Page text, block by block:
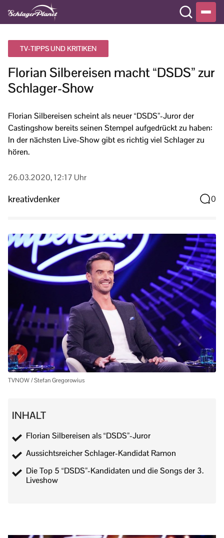
TV-TIPPS UND KRITIKEN
Florian Silbereisen macht “DSDS” zur
Schlager-Show
Florian Silbereisen scheint als neuer “DSDS”-Juror der
Castingshow bereits seinen Stempel aufgedrückt zu haben:
In der nächsten Live-Show gibt es richtig viel Schlager zu
hören.
26.03.2020, 12:17 Uhr
kreativdenker 0
TVNOW / Stefan Gregorowius
INHALT
Florian Silbereisen als “DSDS”-Juror
Aussichtsreicher Schlager-Kandidat Ramon
Die Top 5 “DSDS”-Kandidaten und die Songs der 3.
Liveshow